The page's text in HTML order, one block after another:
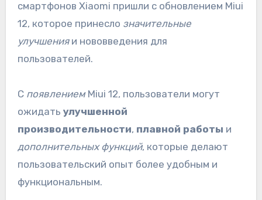
смартфонов Xiaomi пришли с обновлением Miui
12, которое принесло значительные
улучшенияи нововведения для
пользователей.
С появлениемMiui 12, пользователи могут
ожидать улучшенной
производительности, плавной работы и
дополнительных функций, которые делают
пользовательский опыт более удобным и
функциональным.